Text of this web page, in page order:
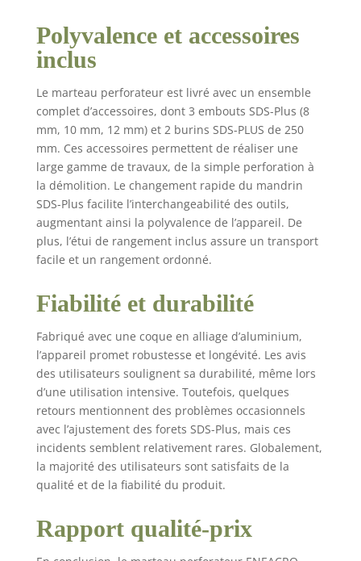
pas facilement endommagée. Le moteur
résistant à la chaleur et la structure anti-
poussière prolongent la durée de vie du
marteau perforateur. ✅【Ce que vous
obtenez】 Marteau perforateur à usage
intensif 32MA*1 ; sds-plus
mèche（8mm,10mm,12mm）*3 ; sds-plus
ciseau 250mm*2 ; poignée auxiliaire*1；
balai de carbone remplaçable 1 jeu ;
329Graisse*1； capuchon anti-
poussière*1； manuel d'instruction*1 ;
Mallette de rangement*1 ; garantie sans
défaut de 24 mois et service après-vente à
réponse rapide de 8 heures ouvrables.
Polyvalence et accessoires
inclus
Le marteau perforateur est livré avec un ensemble
complet d’accessoires, dont 3 embouts SDS-Plus (8
mm, 10 mm, 12 mm) et 2 burins SDS-PLUS de 250
mm. Ces accessoires permettent de réaliser une
large gamme de travaux, de la simple perforation à
la démolition. Le changement rapide du mandrin
SDS-Plus facilite l’interchangeabilité des outils,
augmentant ainsi la polyvalence de l’appareil. De
plus, l’étui de rangement inclus assure un transport
facile et un rangement ordonné.
Fiabilité et durabilité
Fabriqué avec une coque en alliage d’aluminium,
l’appareil promet robustesse et longévité. Les avis
des utilisateurs soulignent sa durabilité, même lors
d’une utilisation intensive. Toutefois, quelques
retours mentionnent des problèmes occasionnels
avec l’ajustement des forets SDS-Plus, mais ces
incidents semblent relativement rares. Globalement,
la majorité des utilisateurs sont satisfaits de la
qualité et de la fiabilité du produit.
Rapport qualité-prix